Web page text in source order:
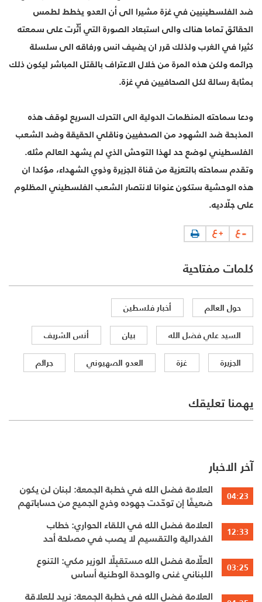
ضد الفلسطينيين في غزة مشيرا الى أن العدو يخطط لطمس
الحقائق تماما هناك والى استبعاد الصورة التي أثّرت على سمعته
كثيرا في الغرب ولذلك قرر ان يضيف انس ورفاقه الى سلسلة
جرائمه ولكن هذه المرة من خلال الاعتراف بالقتل المباشر ليكون ذلك
بمثابة رسالة لكل الصحافيين في غزة.
ودعا سماحته المنظمات الدولية الى التحرك السريع لوقف هذه
المذبحة ضد الشهود من الصحفيين وناقلي الحقيقة وضد الشعب
الفلسطيني لوضع حد لهذا التوحش الذي لم يشهد العالم مثله.
وتقدم سماحته بالتعزية من قناة الجزيرة وذوي الشهداء، مؤكدا ان
هذه الوحشية ستكون عنوانا لانتصار الشعب الفلسطيني المظلوم
على جلّاديه.
كلمات مفتاحية
حول العالم
أخبار فلسطين
السيد علي فضل الله
بيان
أنس الشريف
الجزيرة
غزة العدو الصهيوني جرائم
يهمنا تعليقك
آخر الاخبار
04:23
العلامة فضل الله في خطبة الجمعة: لبنان لن يكون
ضعيفًا إن توحّدت جهوده وخرج الجميع من حساباتهم
12:33
العلامة فضل الله في اللقاء الحواري: خطاب
الفدرالية والتقسيم لا يصب في مصلحة أحد
03:25
العلّامة فضل الله مستقبِلًا الوزير مكي: التنوع
اللبناني غنى والوحدة الوطنية أساس
العلامة فضل الله في خطبة الجمعة: نريد للعلاقة